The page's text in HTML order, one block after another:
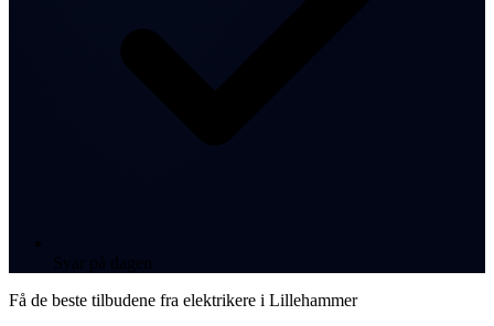
Få de beste tilbudene fra elektrikere i Lillehammer